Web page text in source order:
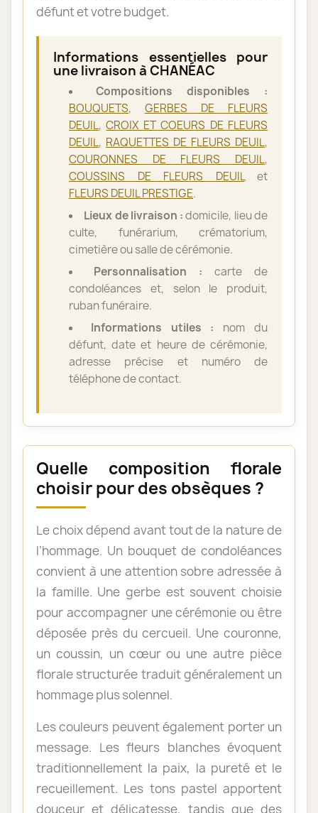
défunt et votre budget.
Informations essentielles pour
une livraison à CHANÉAC
Compositions disponibles :
BOUQUETS, GERBES DE FLEURS
DEUIL,CROIX ET COEURS DE FLEURS
DEUIL, RAQUETTES DE FLEURS DEUIL,
COURONNES DE FLEURS DEUIL,
COUSSINS DE FLEURS DEUILet
FLEURS DEUIL PRESTIGE.
Lieux de livraison :domicile, lieu de
culte, funérarium, crématorium,
cimetière ou salle de cérémonie.
Personnalisation : carte de
condoléances et, selon le produit,
ruban funéraire.
Informations utiles : nom du
défunt, date et heure de cérémonie,
adresse précise et numéro de
téléphone de contact.
Quelle composition florale
choisir pour des obsèques ?
Le choix dépend avant tout de la nature de
l’hommage. Un bouquet de condoléances
convient à une attention sobre adressée à
la famille. Une gerbe est souvent choisie
pour accompagner une cérémonie ou être
déposée près du cercueil. Une couronne,
un coussin, un cœur ou une autre pièce
florale structurée traduit généralement un
hommage plus solennel.
Les couleurs peuvent également porter un
message. Les fleurs blanches évoquent
traditionnellement la paix, la pureté et le
recueillement. Les tons pastel apportent
douceur et délicatesse, tandis que des